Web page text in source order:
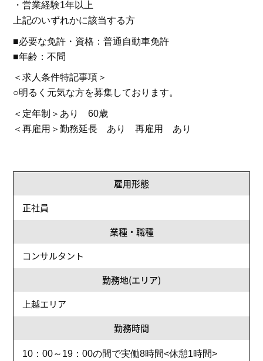
・営業経験1年以上
上記のいずれかに該当する方
■必要な免許・資格：普通自動車免許
■年齢：不問
＜求人条件特記事項＞
○明るく元気な方を募集しております。
＜定年制＞あり 60歳
＜再雇用＞勤務延長 あり 再雇用 あり
雇用形態
正社員
業種・職種
コンサルタント
勤務地(エリア)
上越エリア
勤務時間
10：00～19：00の間で実働8時間<休憩1時間>